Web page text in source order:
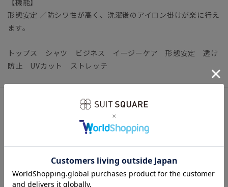
形態安定 ／防シワ性が高く、洗濯後のアイロン掛けが楽に行え
ます。
トップス シャツ ビジネス イージーケア 形態安定 透け
防止 UVカット ストレッチ
【洗濯表示】洗濯機可（ネット使用）